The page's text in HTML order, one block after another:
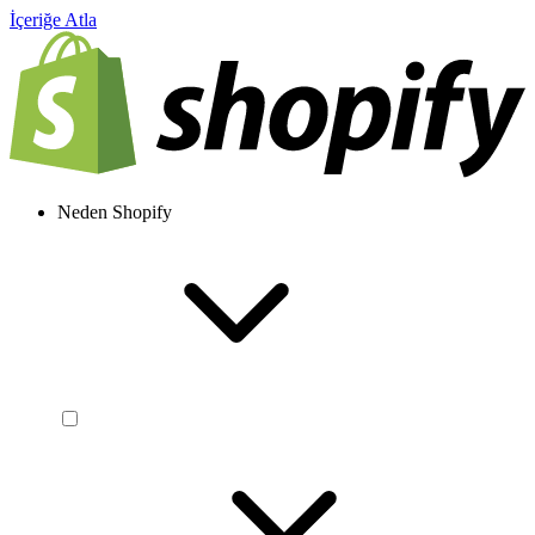
İçeriğe Atla
Neden Shopify